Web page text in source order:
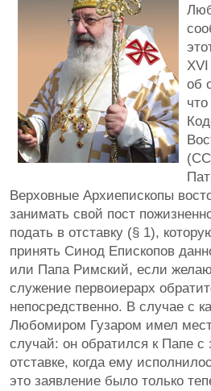
об
Верховные Архиепископы
занимать свой пост
подать в отставку (§ 1),
принять Синод Епископов
или Папа Римский, если
служение первоиерарх
непосредственно. В случае с
Любомиром Гузаром имел
случай: он обратился к Папе с
отставке, когда ему
это заявление было только